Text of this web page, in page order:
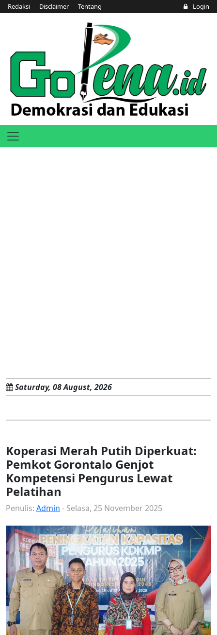
Redaksi Disclaimer Tentang Login
Saturday, 08 August, 2026
Koperasi Merah Putih Diperkuat:
Pemkot Gorontalo Genjot
Kompetensi Pengurus Lewat
Pelatihan
Penulis: Admin - Selasa, 25 November 2025